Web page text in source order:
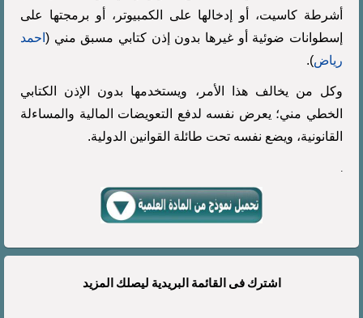
أشرطة كاسيت، أو إدخالها على الكمبيوتر، أو برمجتها على
إسطوانات ضوئية أو غيرها بدون إذن كتابي مسبق مني ( احمد
رياض).
وكل من يخالف هذا الأمر، ويستخدمها بدون الإذن الكتابي
الخطي مني؛ يعرض نفسه لدفع التعويضات المالية والمساءلة
القانونية، ويضع نفسه تحت طائلة القوانين الدولية.
.
اشترك فى القائمة البريدية ليصلك المزيد